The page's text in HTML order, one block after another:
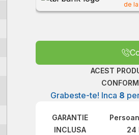
de
ACEST
Grabeste-te! Inca 8
GARANTIE
INCLUSA
24